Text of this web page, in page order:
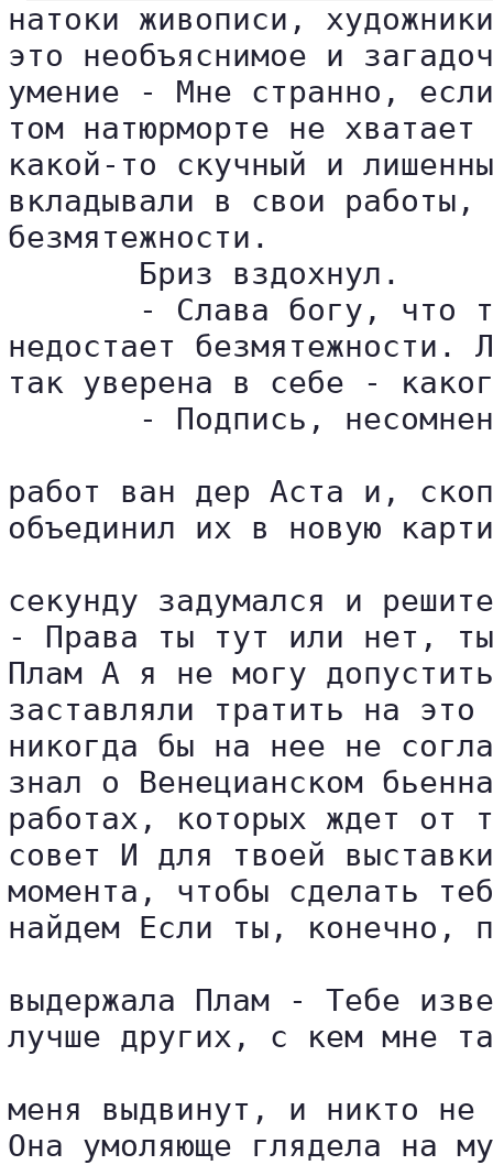
натоки живописи,
это необъяснимое и
умение - Мне странно,
том натюрморте не
какой-то скучный и
вкладывали в свои
безмятежности.
       Бриз вздохнул.
- Слава богу, что
недостает
так уверена в себе -
- Подпись,
работ ван дер Аста и,
объединил их в новую
секунду задумался и
- Права ты тут или нет,
Плам А я не могу
заставляли тратить на
никогда бы на нее не
знал о Венецианском
работах, которых ждет от
совет И для твоей
момента, чтобы сделать
найдем Если ты, конечно,
выдержала Плам - Тебе
лучше других, с кем мне
меня выдвинут, и никто
Она умоляюще глядела на